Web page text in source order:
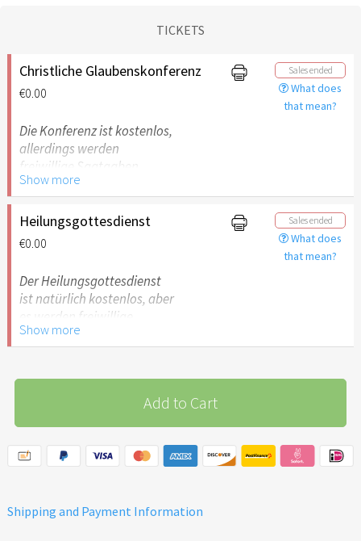
TICKETS
Christliche Glaubenskonferenz
€0.00
Sales ended
What does
that mean?
Die Konferenz ist kostenlos,
allerdings werden
freiwillige Saatgaben
ermöglicht.
Show more
Heilungsgottesdienst
€0.00
Sales ended
What does
that mean?
Der Heilungsgottesdienst
ist natürlich kostenlos, aber
es werden freiwillige
Saatgaben ermöglicht.
Show more
Add to Cart
Shipping and Payment Information